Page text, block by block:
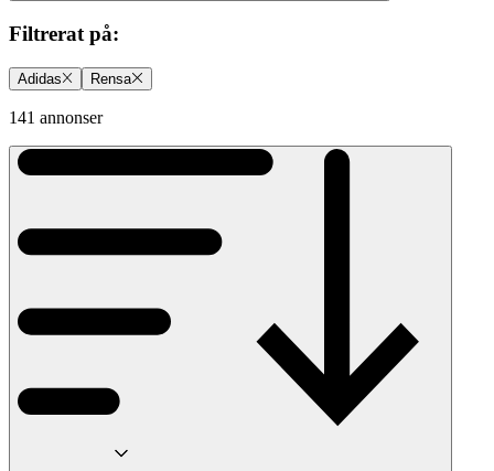
Filtrerat på:
Adidas Rensa
141 annonser